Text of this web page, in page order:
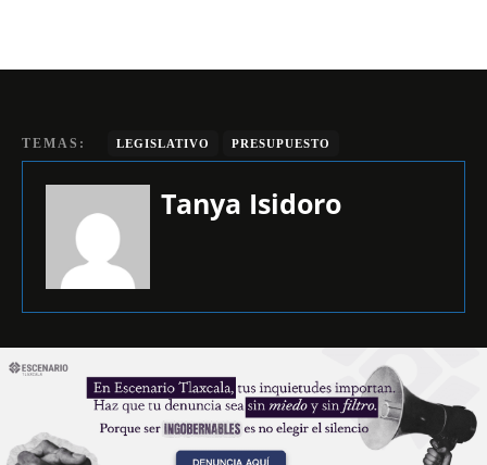
TEMAS: LEGISLATIVO PRESUPUESTO
Tanya Isidoro